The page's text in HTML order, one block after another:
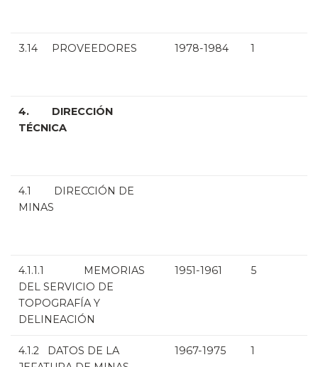
3.14 PROVEEDORES 1978-1984 1
4. DIRECCIÓN
TÉCNICA
4.1 DIRECCIÓN DE
MINAS
4.1.1.1 MEMORIAS
DEL SERVICIO DE
TOPOGRAFÍA Y
DELINEACIÓN
1951-1961 5
4.1.2 DATOS DE LA
1967-1975 1